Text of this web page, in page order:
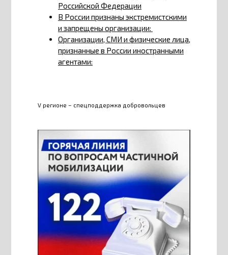
Российской Федерации
В России признаны экстремистскими
и запрещены организации:
Организации, СМИ и физические лица,
признанные в России иностранными
агентами:
V регионе – спецподдержка добровольцев